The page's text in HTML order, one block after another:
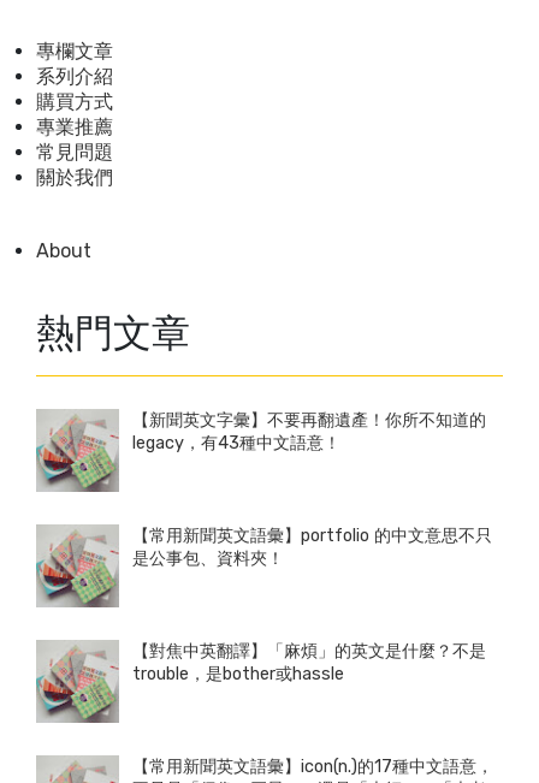
專欄文章
系列介紹
購買方式
專業推薦
常見問題
關於我們
About
熱門文章
【新聞英文字彙】不要再翻遺產！你所不知道的
legacy，有43種中文語意！
【常用新聞英文語彙】portfolio 的中文意思不只
是公事包、資料夾！
【對焦中英翻譯】「麻煩」的英文是什麼？不是
trouble，是bother或hassle
【常用新聞英文語彙】icon(n.)的17種中文語意，